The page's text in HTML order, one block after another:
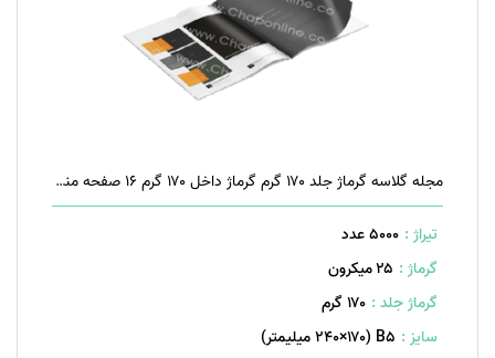
مجله گلاسه گرماژ جلد ۱۷۰ گرم گرماژ داخل ۱۷۰ گرم ۱۶ صفحه منگنه تخت
تیراژ : 5000 عدد
گرماژ : ۲۵ میکرون
گرماژ جلد : ۱۷۰ گرم
سایز : B۵ (۲۴۰×۱۷۰ میلیمتر)